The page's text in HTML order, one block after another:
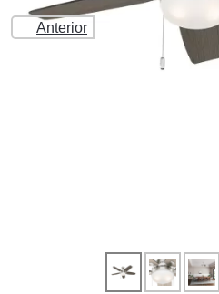
Anterior